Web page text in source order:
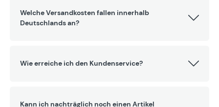
Welche Versandkosten fallen innerhalb
Deutschlands an?
Wie erreiche ich den Kundenservice?
Kann ich nachträglich noch einen Artikel